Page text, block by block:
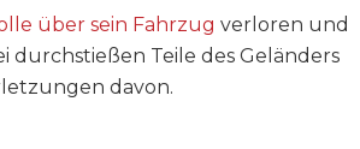
über sein Fahrzug verloren und
durchstießen Teile des Geländers
davon.